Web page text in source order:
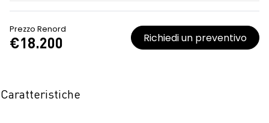
Prezzo Renord
€18.200 Richiedi un preventivo
Caratteristiche